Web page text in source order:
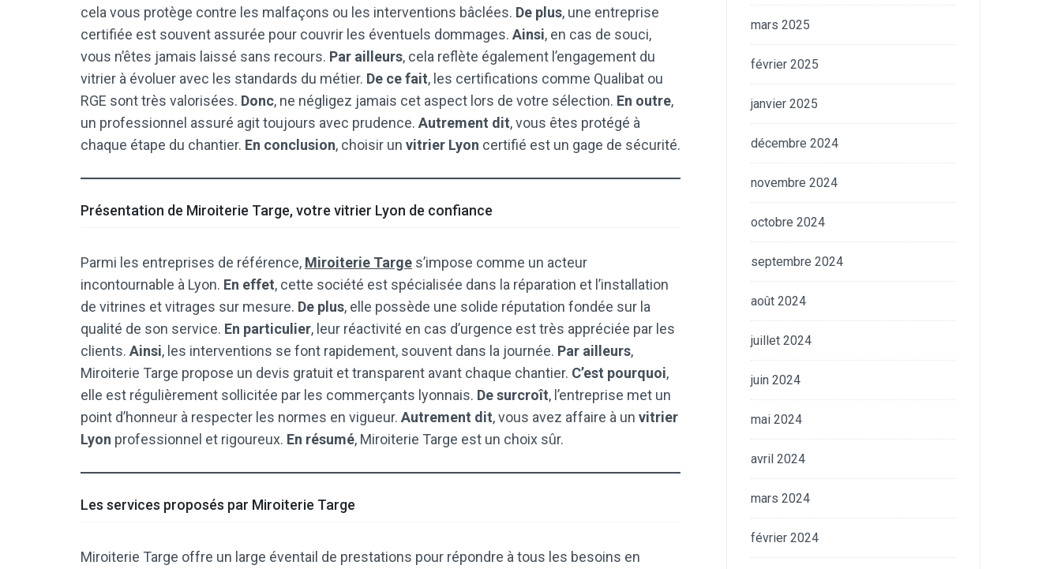
cela vous protège contre les malfaçons ou les interventions bâclées. De plus, une entreprise
certifiée est souvent assurée pour couvrir les éventuels dommages. Ainsi, en cas de souci,
vous n’êtes jamais laissé sans recours. Par ailleurs, cela reflète également l’engagement du
vitrier à évoluer avec les standards du métier. De ce fait, les certifications comme Qualibat ou
RGE sont très valorisées. Donc, ne négligez jamais cet aspect lors de votre sélection. En outre,
un professionnel assuré agit toujours avec prudence. Autrement dit, vous êtes protégé à
chaque étape du chantier. En conclusion, choisir un vitrier Lyon certifié est un gage de sécurité.
Présentation de Miroiterie Targe, votre vitrier Lyon de confiance
Parmi les entreprises de référence, Miroiterie Targe s’impose comme un acteur
incontournable à Lyon. En effet, cette société est spécialisée dans la réparation et l’installation
de vitrines et vitrages sur mesure. De plus, elle possède une solide réputation fondée sur la
qualité de son service. En particulier, leur réactivité en cas d’urgence est très appréciée par les
clients. Ainsi, les interventions se font rapidement, souvent dans la journée. Par ailleurs,
Miroiterie Targe propose un devis gratuit et transparent avant chaque chantier. C’est pourquoi,
elle est régulièrement sollicitée par les commerçants lyonnais. De surcroît, l’entreprise met un
point d’honneur à respecter les normes en vigueur. Autrement dit, vous avez affaire à un vitrier
Lyon professionnel et rigoureux. En résumé, Miroiterie Targe est un choix sûr.
Les services proposés par Miroiterie Targe
Miroiterie Targe offre un large éventail de prestations pour répondre à tous les besoins en
mars 2025
février 2025
janvier 2025
décembre 2024
novembre 2024
octobre 2024
septembre 2024
août 2024
juillet 2024
juin 2024
mai 2024
avril 2024
mars 2024
février 2024